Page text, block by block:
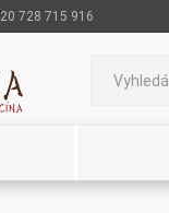
728 715 916